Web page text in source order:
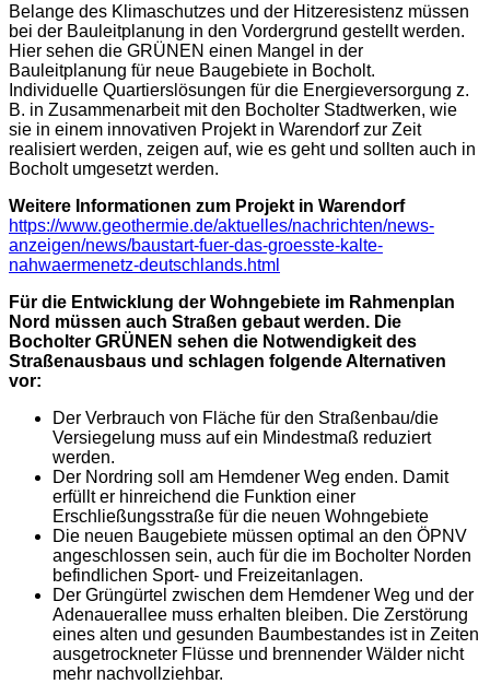
Belange des Klimaschutzes und der Hitzeresistenz müssen
bei der Bauleitplanung in den Vordergrund gestellt werden.
Hier sehen die GRÜNEN einen Mangel in der
Bauleitplanung für neue Baugebiete in Bocholt.
Individuelle Quartierslösungen für die Energieversorgung z.
B. in Zusammenarbeit mit den Bocholter Stadtwerken, wie
sie in einem innovativen Projekt in Warendorf zur Zeit
realisiert werden, zeigen auf, wie es geht und sollten auch in
Bocholt umgesetzt werden.
Weitere Informationen zum Projekt in Warendorf
https://www.geothermie.de/aktuelles/nachrichten/news-
anzeigen/news/baustart-fuer-das-groesste-kalte-
nahwaermenetz-deutschlands.html
Für die Entwicklung der Wohngebiete im Rahmenplan
Nord müssen auch Straßen gebaut werden. Die
Bocholter GRÜNEN sehen die Notwendigkeit des
Straßenausbaus und schlagen folgende Alternativen
vor:
Der Verbrauch von Fläche für den Straßenbau/die
Versiegelung muss auf ein Mindestmaß reduziert
werden.
Der Nordring soll am Hemdener Weg enden. Damit
erfüllt er hinreichend die Funktion einer
Erschließungsstraße für die neuen Wohngebiete
Die neuen Baugebiete müssen optimal an den ÖPNV
angeschlossen sein, auch für die im Bocholter Norden
befindlichen Sport- und Freizeitanlagen.
Der Grüngürtel zwischen dem Hemdener Weg und der
Adenauerallee muss erhalten bleiben. Die Zerstörung
eines alten und gesunden Baumbestandes ist in Zeiten
ausgetrockneter Flüsse und brennender Wälder nicht
mehr nachvollziehbar.